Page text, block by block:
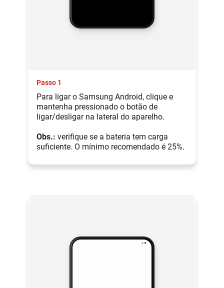
Passo 1
Para ligar o Samsung Android, clique e
mantenha pressionado o botão de
ligar/desligar na lateral do aparelho.
Obs.: verifique se a bateria tem carga
suficiente. O mínimo recomendado é 25%.